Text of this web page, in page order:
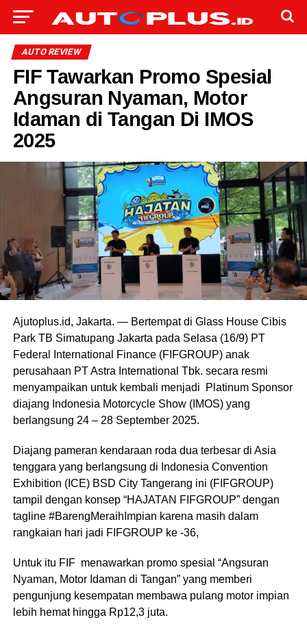
AUTO REVIEW
FIF Tawarkan Promo Spesial
Angsuran Nyaman, Motor
Idaman di Tangan Di IMOS
2025
Ajutoplus.id, Jakarta. — Bertempat di Glass House Cibis
Park TB Simatupang Jakarta pada Selasa (16/9) PT
Federal International Finance (FIFGROUP) anak
perusahaan PT Astra International Tbk. secara resmi
menyampaikan untuk kembali menjadi Platinum Sponsor
diajang Indonesia Motorcycle Show (IMOS) yang
berlangsung 24 – 28 September 2025.
Diajang pameran kendaraan roda dua terbesar di Asia
tenggara yang berlangsung di Indonesia Convention
Exhibition (ICE) BSD City Tangerang ini (FIFGROUP)
tampil dengan konsep “HAJATAN FIFGROUP” dengan
tagline #BarengMeraihImpian karena masih dalam
rangkaian hari jadi FIFGROUP ke -36,
Untuk itu FIF menawarkan promo spesial “Angsuran
Nyaman, Motor Idaman di Tangan” yang memberi
pengunjung kesempatan membawa pulang motor impian
lebih hemat hingga Rp12,3 juta.